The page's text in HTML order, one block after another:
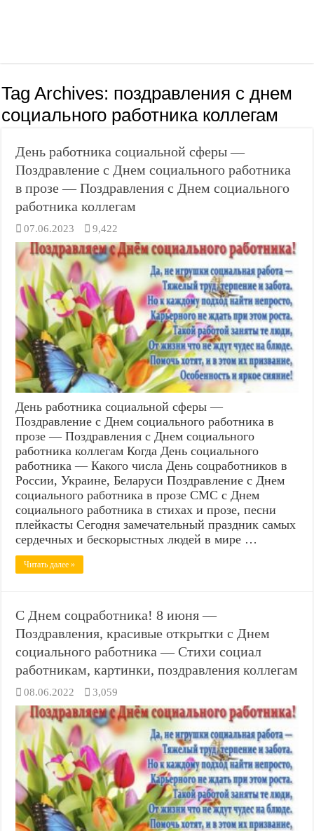
Tag Archives: поздравления с днем
социального работника коллегам
День работника социальной сферы —
Поздравление с Днем социального работника
в прозе — Поздравления с Днем социального
работника коллегам
07.06.2023 9,422
День работника социальной сферы —
Поздравление с Днем социального работника в
прозе — Поздравления с Днем социального
работника коллегам Когда День социального
работника — Какого числа День соцработников в
России, Украине, Беларуси Поздравление с Днем
социального работника в прозе СМС с Днем
социального работника в стихах и прозе, песни
плейкасты Сегодня замечательный праздник самых
сердечных и бескорыстных людей в мире …
Читать далее »
С Днем соцработника! 8 июня —
Поздравления, красивые открытки с Днем
социального работника — Стихи социал
работникам, картинки, поздравления коллегам
08.06.2022 3,059